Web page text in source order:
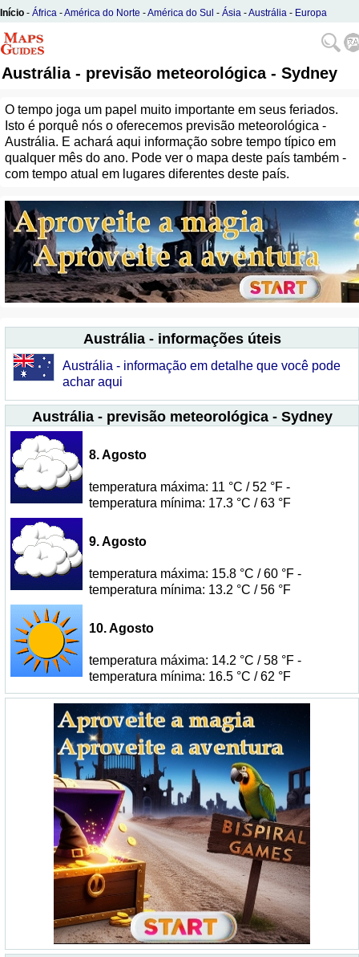
Início - África -América do Norte -América do Sul - Ásia -Austrália - Europa
Austrália - previsão meteorológica - Sydney
O tempo joga um papel muito importante em seus feriados.
Isto é porquê nós o oferecemos previsão meteorológica -
Austrália. E achará aqui informação sobre tempo típico em
qualquer mês do ano. Pode ver o mapa deste país também -
com tempo atual em lugares diferentes deste país.
Austrália - informações úteis
Austrália - informação em detalhe que você pode
achar aqui
Austrália - previsão meteorológica - Sydney
8. Agosto
temperatura máxima: 11 °C / 52 °F -
temperatura mínima: 17.3 °C / 63 °F
9. Agosto
temperatura máxima: 15.8 °C / 60 °F -
temperatura mínima: 13.2 °C / 56 °F
10. Agosto
temperatura máxima: 14.2 °C / 58 °F -
temperatura mínima: 16.5 °C / 62 °F